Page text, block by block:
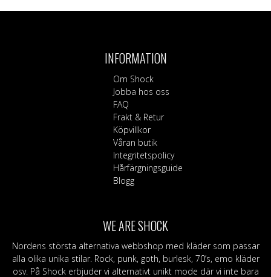
INFORMATION
Om Shock
Jobba hos oss
FAQ
Frakt & Retur
Köpvillkor
Våran butik
Integritetspolicy
Hårfärgningsguide
Blogg
WE ARE SHOCK
Nordens största alternativa webbshop med kläder som passar
alla olika unika stilar. Rock, punk, goth, burlesk, 70’s, emo kläder
osv. På Shock erbjuder vi alternativt unikt mode där vi inte bara